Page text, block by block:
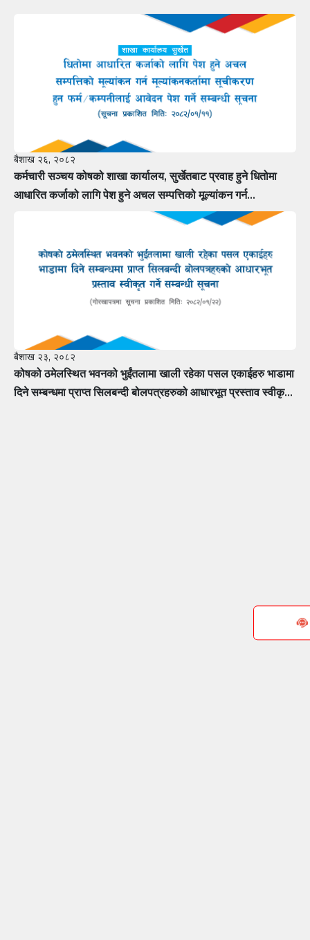
बैशाख २६, २०८२
कर्मचारी सञ्चय कोषको शाखा कार्यालय, सुर्खेतबाट प्रवाह हुने धितोमा
आधारित कर्जाको लागि पेश हुने अचल सम्पत्तिको मूल्यांकन गर्न
मूल्यांकनकर्तामा सूचीकरण हुन फर्म÷कम्पनीलाई आवेदन पेश गर्ने सम्बन्धी
बैशाख २३, २०८२
कोषको ठमेलस्थित भवनको भुईंतलामा खाली रहेका पसल एकाईहरु भाडामा
दिने सम्बन्धमा प्राप्त सिलबन्दी बोलपत्रहरुको आधारभूत प्रस्ताव स्वीकृत